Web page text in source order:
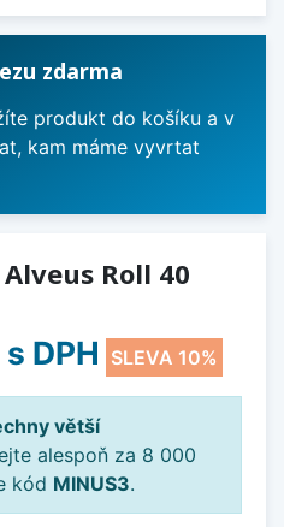
zdarma
produkt do košíku a v
kam máme vyvrtat
Roll 40
s DPH SLEVA 10%
větší
alespoň za 8 000
kód MINUS3.